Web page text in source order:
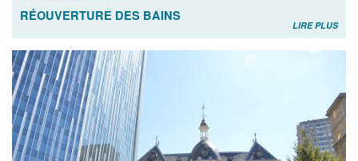
RÉOUVERTURE DES BAINS
LIRE PLUS